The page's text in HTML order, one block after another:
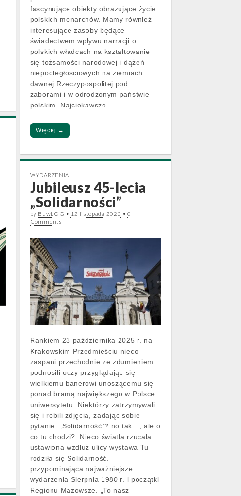
fascynujące obiekty obrazujące życie
polskich monarchów. Mamy również
interesujące zasoby będące
świadectwem wpływu narracji o
polskich władcach na kształtowanie
się tożsamości narodowej i dążeń
niepodległościowych na ziemiach
dawnej Rzeczypospolitej pod
zaborami i w odrodzonym państwie
polskim. Najciekawsze…
Więcej →
WYDARZENIA
Jubileusz 45-lecia
„Solidarności”
by BuwLOG • 12 listopada 2025 •0
Comments
Rankiem 23 października 2025 r. na
Krakowskim Przedmieściu nieco
zaspani przechodnie ze zdumieniem
podnosili oczy przyglądając się
wielkiemu banerowi unoszącemu się
ponad bramą największego w Polsce
uniwersytetu. Niektórzy zatrzymywali
się i robili zdjęcia, zadając sobie
pytanie: „Solidarność”? no tak…, ale o
co tu chodzi?. Nieco światła rzucała
ustawiona wzdłuż ulicy wystawa Tu
rodziła się Solidarność,
przypominająca najważniejsze
wydarzenia Sierpnia 1980 r. i początki
Regionu Mazowsze. „To nasz